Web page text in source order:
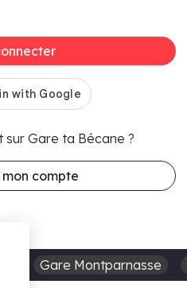
sur Gare ta Bécane ?
compte
Gare Montparnasse